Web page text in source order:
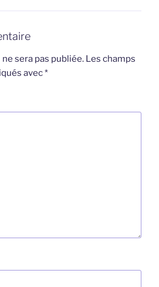
sera pas publiée. Les champs
avec*